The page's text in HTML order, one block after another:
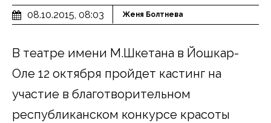
08.10.2015, 08:03 Женя Болтнева
В театре имени М.Шкетана в Йошкар-
Оле 12 октября пройдет кастинг на
участие в благотворительном
республиканском конкурсе красоты